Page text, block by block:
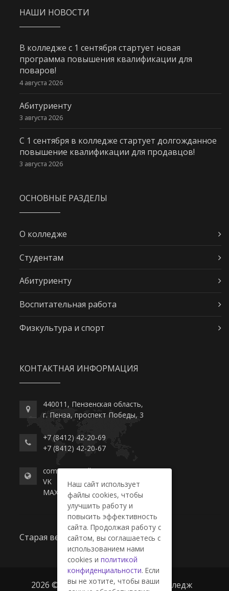
НАШИ НОВОСТИ
В колледже с 1 сентября стартует новая
программа повышения квалификации для
поваров!
4 августа 2026
Абитуриенту
3 августа 2026
С 1 сентября в колледже стартует долгожданное
повышение квалификации для продавцов!
3 августа 2026
ОСНОВНЫЕ РАЗДЕЛЫ
О колледже
Студентам
Абитуриенту
Воспитательная работа
Физкультура и спорт
КОНТАКТНАЯ ИНФОРМАЦИЯ
440011, Пензенская область,
г. Пенза, проспект Победы, 3
+7 (8412) 42-20-69
+7 (8412) 42-20-67
commerce-college.ru
VK
MAX
Старая версия сайта
2026 © ГАПОУ ПО "Пензенский колледж
Наш сайт использует
файлы cookies, чтобы
улучшить работу и
повысить эффективность
сайта. Продолжая работу с
сайтом, вы соглашаетесь с
использованием нами
cookies и политикой
конфиденциальности. Если
вы не хотите, чтобы ваши